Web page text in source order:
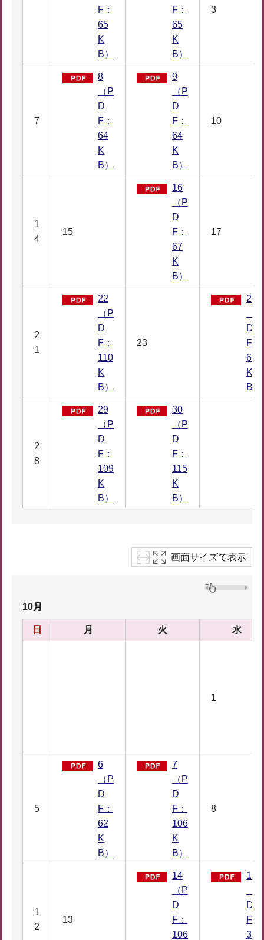
F：
65
K
B）
F：
65
K
B）
3
7
8
（P
D
F：
64
K
B）
9
（P
D
F：
64
K
B）
10
1
4
15
16
（P
D
F：
67
K
B）
17
2
1
22
（P
D
F：
110
K
B）
23
24
D
F：
66
K
B）
2
8
29
（P
D
F：
109
K
B）
30
（P
D
F：
115
K
B）
画面サイズで表示
10月
日 月 火 水
1
5
6
（P
D
F：
62
K
B）
7
（P
D
F：
106
K
B）
8
1
2
13
14
（P
D
F：
106
15
D
F：
32